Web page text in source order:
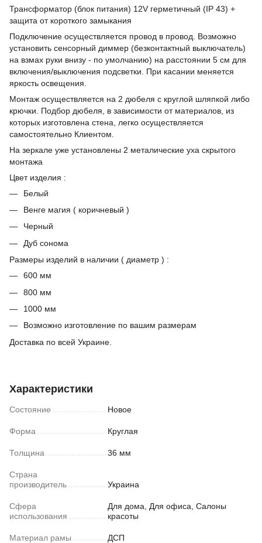
Трансформатор (блок питания) 12V герметичный (IP 43) +
защита от короткого замыкания
Подключение осуществляется провод в провод. Возможно
установить сенсорный диммер (безконтактный выключатель)
на взмах руки внизу - по умолчанию) на расстоянии 5 см для
включения/выключения подсветки. При касании меняется
яркость освещения.
Монтаж осуществляется на 2 дюбеля с круглой шляпкой либо
крючки. Подбор дюбеля, в зависимости от материалов, из
которых изготовлена стена, легко осуществляется
самостоятельно Клиентом.
На зеркале уже установлены 2 металические уха скрытого
монтажа
Цвет изделия :
Белый
Венге магия ( коричневый )
Черный
Дуб сонома
Размеры изделий в наличии ( диаметр ) :
600 мм
800 мм
1000 мм
Возможно изготовление по вашим размерам
Доставка по всей Украине.
Характеристики
Состояние Новое
Форма Круглая
Толщина 36 мм
Страна
производитель
Украина
Сфера
использования
Для дома, Для офиса, Салоны
красоты
Материал рамы ДСП